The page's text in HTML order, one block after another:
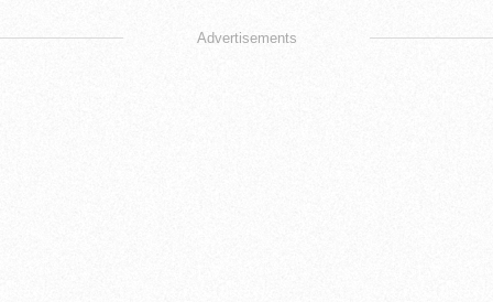
Advertisements